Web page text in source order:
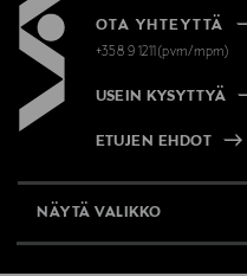
OTA YHTEYTTÄ
+358 9 1211(pvm/mpm)
USEIN KYSYTTYÄ
ETUJEN EHDOT
NÄYTÄ VALIKKO